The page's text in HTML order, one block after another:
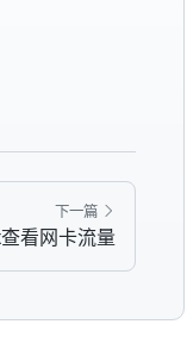
下一篇
看网卡流量